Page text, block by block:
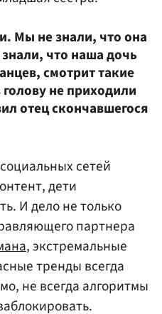
Мы не знали, что она
что наша дочь
смотрит такие
не приходили
отец скончавшегося
сетей
дети
И дело не только
партнера
, экстремальные
тренды всегда
не всегда алгоритмы